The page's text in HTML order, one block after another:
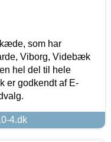
som har
Viborg, Videbæk
hel del til hele
er godkendt af E-
4.dk